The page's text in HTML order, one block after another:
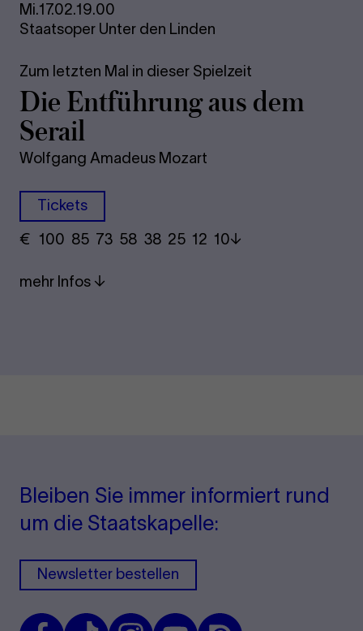
Mi.17.02.19.00
Staatsoper Unter den Linden
Zum letzten Mal in dieser Spielzeit
Die Ent­füh­rung aus dem
Se­rail
Wolfgang Amadeus Mozart
Tickets
€ ​ 100 85 73​ 58 38 25​ 12 10
mehr Infos
Bleiben Sie immer informiert rund
um die Staatskapelle:
Newsletter bestellen
FacebookTikTok InstagramYoutubeIssuu